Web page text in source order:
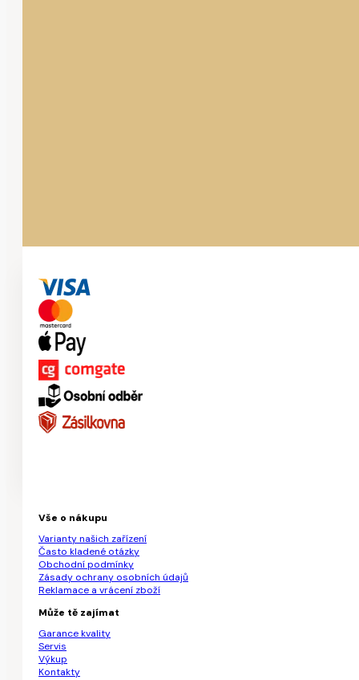
Vše o nákupu
Varianty našich zařízení
Často kladené otázky
Obchodní podmínky
Zásady ochrany osobních údajů
Reklamace a vrácení zboží
Může tě zajímat
Garance kvality
Servis
Výkup
Kontakty